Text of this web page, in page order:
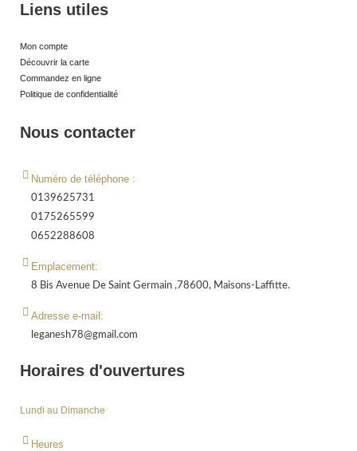
Liens utiles
Mon compte
Découvrir la carte
Commandez en ligne
Politique de confidentialité
Nous contacter
Numéro de téléphone :
0139625731
0175265599
0652288608
Emplacement:
8 Bis Avenue De Saint Germain ,78600, Maisons-Laffitte.
Adresse e-mail:
leganesh78@gmail.com
Horaires d'ouvertures
Lundi au Dimanche
Heures